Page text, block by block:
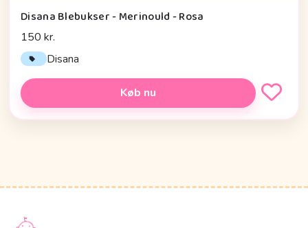
Disana Blebukser - Merinould - Rosa
150 kr.
Disana
Køb nu